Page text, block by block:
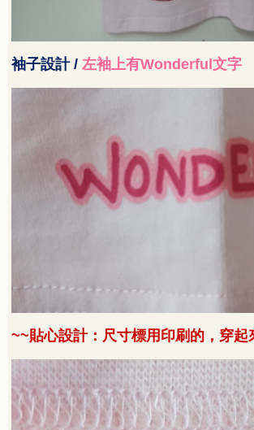
袖子設計/ 左袖上有Wonderful 文字
~~貼心設計：尺寸標用印刷的，穿起